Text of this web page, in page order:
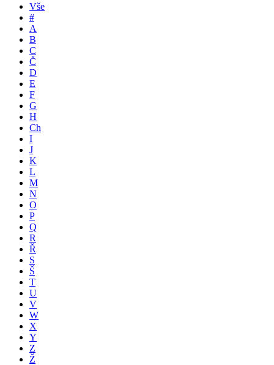
Vše
#
A
B
C
Č
D
E
F
G
H
Ch
I
J
K
L
M
N
O
P
Q
R
Ř
S
Š
T
U
V
W
X
Y
Z
Ž